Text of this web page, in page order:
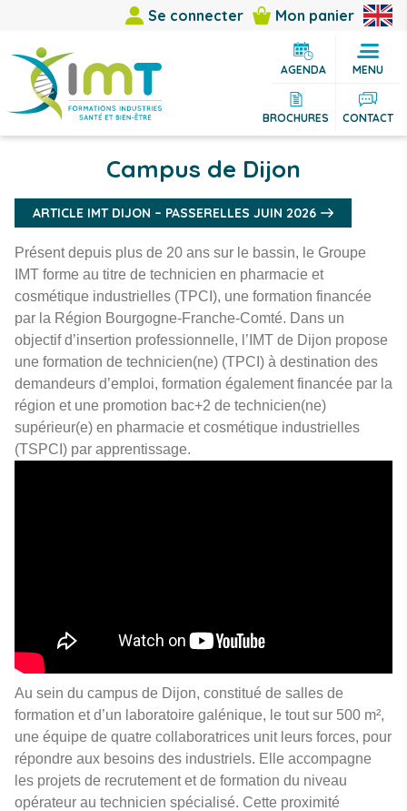
Se connecter Mon panier
MENU
AGENDA
BROCHURES CONTACT
Campus de Dijon
ARTICLE IMT DIJON – PASSERELLES JUIN 2026
Présent depuis plus de 20 ans sur le bassin, le Groupe
IMT forme au titre de technicien en pharmacie et
cosmétique industrielles (TPCI), une formation financée
par la Région Bourgogne-Franche-Comté. Dans un
objectif d’insertion professionnelle, l’IMT de Dijon propose
une formation de technicien(ne) (TPCI) à destination des
demandeurs d’emploi, formation également financée par la
région et une promotion bac+2 de technicien(ne)
supérieur(e) en pharmacie et cosmétique industrielles
(TSPCI) par apprentissage.
Au sein du campus de Dijon, constitué de salles de
formation et d’un laboratoire galénique, le tout sur 500 m²,
une équipe de quatre collaboratrices unit leurs forces, pour
répondre aux besoins des industriels. Elle accompagne
les projets de recrutement et de formation du niveau
opérateur au technicien spécialisé. Cette proximité